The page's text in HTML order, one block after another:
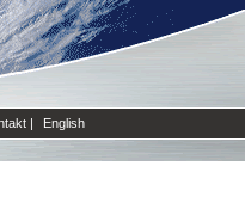
| English